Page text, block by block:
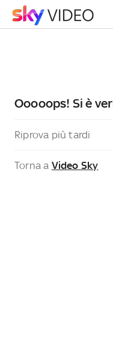
Ooooops! Si è
Riprova più tardi
Torna a Video Sky